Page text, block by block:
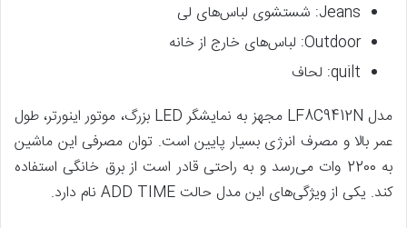
Jeans: شستشوی لباس‌های لی
Outdoor: لباس‌های خارج از خانه
quilt: لحاف
مدل LF8C9412N مجهز به نمایشگر LED بزرگ، موتور اینورتر، طول
عمر بالا و مصرف انرژی بسیار پایین است. توان مصرفی این ماشین
به 2200 وات می‌رسد و به راحتی قادر است از برق خانگی استفاده
کند. یکی از ویژگی‌های این مدل حالت ADD TIME نام دارد.